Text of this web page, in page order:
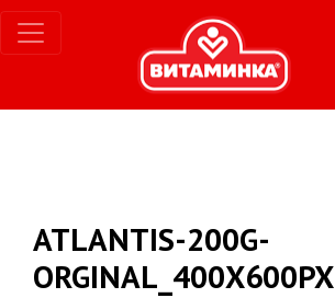
ATLANTIS-200G-
ORGINAL_400X600PX